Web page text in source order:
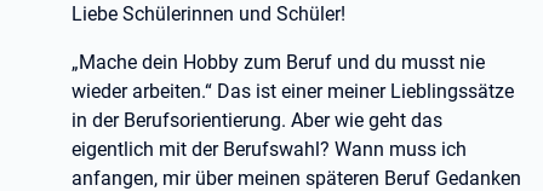
Liebe Schülerinnen und Schüler!
„Mache dein Hobby zum Beruf und du musst nie
wieder arbeiten.“ Das ist einer meiner Lieblingssätze
in der Berufsorientierung. Aber wie geht das
eigentlich mit der Berufswahl? Wann muss ich
anfangen, mir über meinen späteren Beruf Gedanken